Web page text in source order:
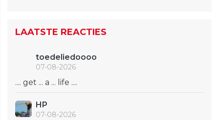
LAATSTE REACTIES
toedeliedoooo
07-08-2026
.... get ... a ... life ....
HP
07-08-2026